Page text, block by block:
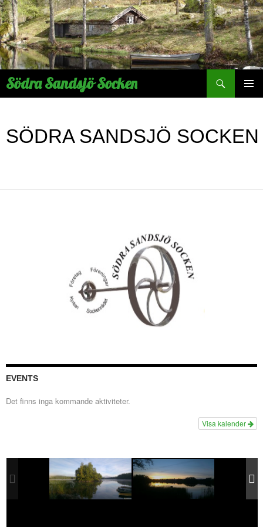
Hoppa
till
innehåll
Södra Sandsjö Socken
Sök
SÖDRA SANDSJÖ SOCKEN
EVENTS
Det finns inga kommande aktiviteter.
Visa kalender